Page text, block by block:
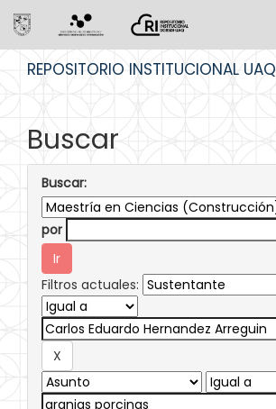
REPOSITORIO INSTITUCIONAL UAQ
Buscar
Buscar:
por
Filtros actuales: